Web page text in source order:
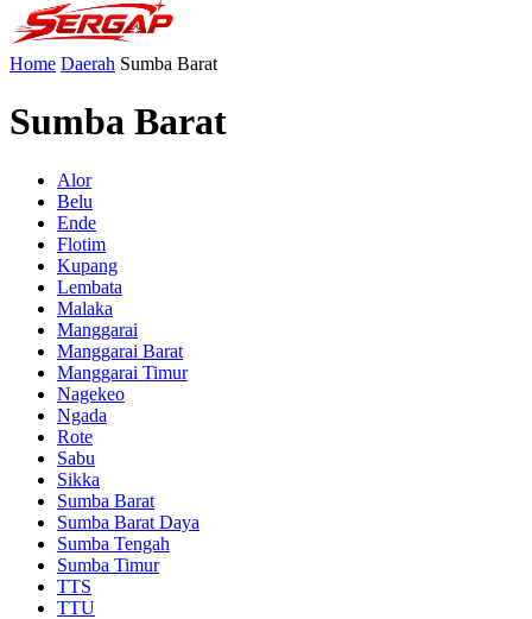
Home Daerah Sumba Barat
Sumba Barat
Alor
Belu
Ende
Flotim
Kupang
Lembata
Malaka
Manggarai
Manggarai Barat
Manggarai Timur
Nagekeo
Ngada
Rote
Sabu
Sikka
Sumba Barat
Sumba Barat Daya
Sumba Tengah
Sumba Timur
TTS
TTU